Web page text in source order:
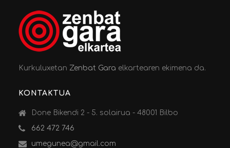
KurkuluxetanZenbat Gara elkartearen ekimena da.
KONTAKTUA
Done Bikendi 2 - 5. solairua - 48001 Bilbo
662 472 746
umegunea@gmail.com